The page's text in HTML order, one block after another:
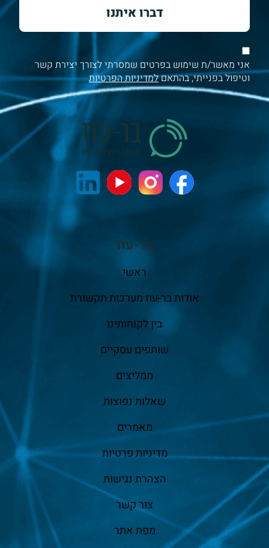
אני מאשר/ת שימוש בפרטים שמסרתי לצורך יצירת קשר
וטיפול בפנייתי, בהתאםלמדיניות הפרטיות
דברו איתנו
בר-עוז
ראשי
אודות בר-עוז מערכות תקשורת
בין לקוחותינו
שותפים עסקיים
ממליצים
שאלות נפוצות
מאמרים
מדיניות פרטיות
הצהרת נגישות
צור קשר
מפת אתר